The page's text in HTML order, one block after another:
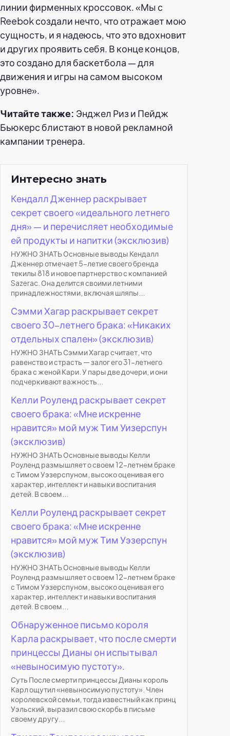
линии фирменных кроссовок. «Мы с
Reebok создали нечто, что отражает мою
сущность, и я надеюсь, что это вдохновит
и других проявить себя. В конце концов,
это создано для баскетбола — для
движения и игры на самом высоком
уровне».
Читайте также: Энджел Риз и Пейдж
Бьюкерс блистают в новой рекламной
кампании тренера.
Интересно знать
Кендалл Дженнер раскрывает
секрет своего «идеального летнего
дня» — и перечисляет необходимые
ей продукты и напитки (эксклюзив)
НУЖНО ЗНАТЬ Основные выводы Кендалл
Дженнер отмечает 5-летие своего бренда
текилы 818 и новое партнерство с компанией
Sazerac. Она делится своими летними
принадлежностями, включая шляпы...
Сэмми Хагар раскрывает секрет
своего 30-летнего брака: «Никаких
отдельных спален» (эксклюзив)
НУЖНО ЗНАТЬ Сэмми Хагар считает, что
равенство и страсть — залог его 31-летнего
брака с женой Кари. У пары две дочери, и они
подчеркивают важность...
Келли Роуленд раскрывает секрет
своего брака: «Мне искренне
нравится» мой муж Тим Уизерспун
(эксклюзив)
НУЖНО ЗНАТЬ Основные выводы Келли
Роуленд размышляет о своем 12-летнем браке
с Тимом Уэзерспуном, высоко оценивая его
характер, интеллект и навыки воспитания
детей. В своем...
Келли Роуленд раскрывает секрет
своего брака: «Мне искренне
нравится» мой муж Тим Уэзерспун
(эксклюзив)
НУЖНО ЗНАТЬ Основные выводы Келли
Роуленд размышляет о своем 12-летнем браке
с Тимом Уэзерспуном, высоко оценивая его
характер, интеллект и навыки воспитания
детей. В своем...
Обнаруженное письмо короля
Карла раскрывает, что после смерти
принцессы Дианы он испытывал
«невыносимую пустоту».
Суть После смерти принцессы Дианы король
Карл ощутил «невыносимую пустоту». Член
королевской семьи, тогда известный как принц
Уэльский, выразил свою скорбь в письме
своему другу...